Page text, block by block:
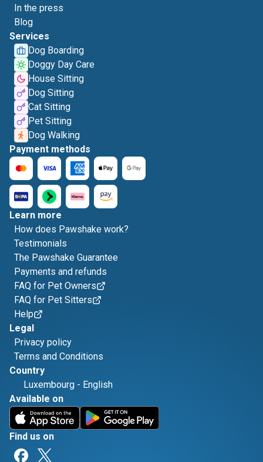
In the press
Blog
Services
Dog Boarding
Doggy Day Care
House Sitting
Dog Sitting
Cat Sitting
Pet Sitting
Dog Walking
Payment methods
Learn more
How does Pawshake work?
Testimonials
The Pawshake Guarantee
Payments and refunds
FAQ for Pet Owners
FAQ for Pet Sitters
Help
Legal
Privacy policy
Terms and Conditions
Country
Luxembourg - English
Available on
Find us on